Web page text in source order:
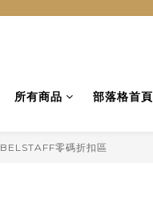
所有商品 部落格首頁
BELSTAFF零碼折扣區